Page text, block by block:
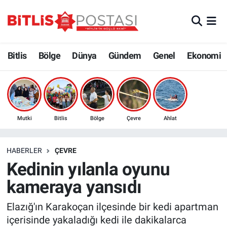
Bitlis Bölge Dünya Gündem Genel Ekonomi
Mutki Bitlis Bölge Çevre Ahlat
HABERLER ÇEVRE
Kedinin yılanla oyunu
kameraya yansıdı
Elazığ'ın Karakoçan ilçesinde bir kedi apartman
içerisinde yakaladığı kedi ile dakikalarca
Bölge
Çevre
Eğitim
Ekonomi
Genel
Bitlis Trafik Yoğunluk Haritası
Süper Lig Puan Durumu ve Fikstür
Son Dakika Haberleri
Haber Arşivi